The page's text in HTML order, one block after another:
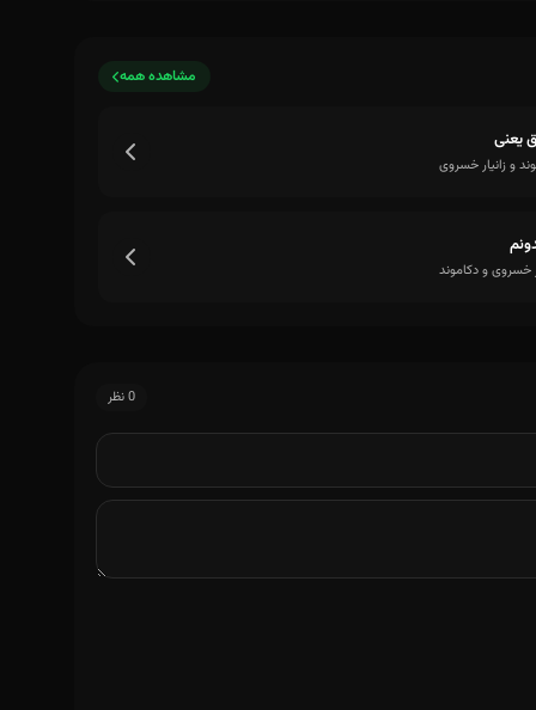
مشاهده همه
یعنی
و زانیار خسروی
خسروی و دکاموند
0 نظر